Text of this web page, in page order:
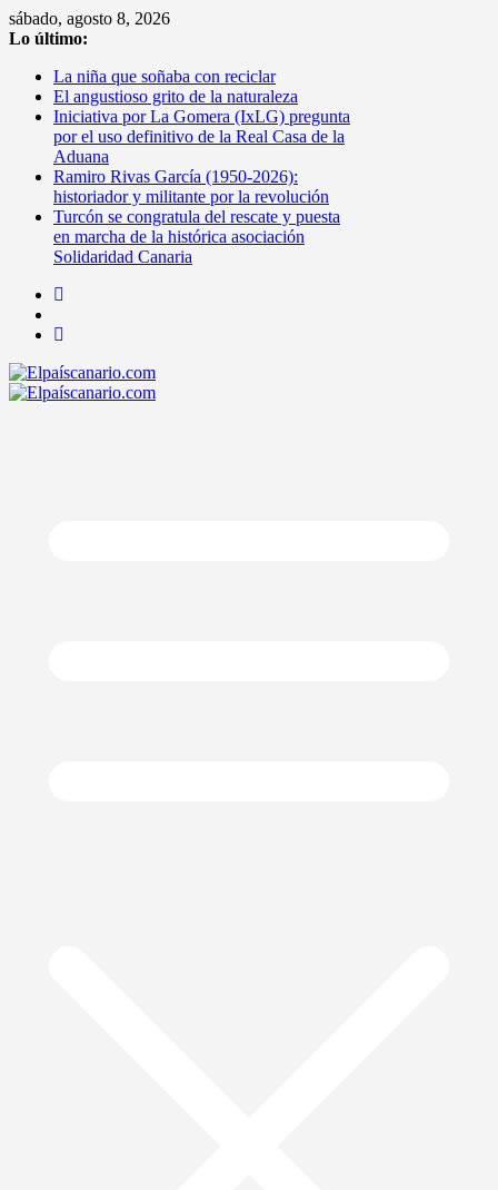
Saltar
al
sábado, agosto 8, 2026
Lo último:
La niña que soñaba con reciclar
El angustioso grito de la naturaleza
Iniciativa por La Gomera (IxLG) pregunta
por el uso definitivo de la Real Casa de la
Aduana
Ramiro Rivas García (1950-2026):
historiador y militante por la revolución
Turcón se congratula del rescate y puesta
en marcha de la histórica asociación
Solidaridad Canaria